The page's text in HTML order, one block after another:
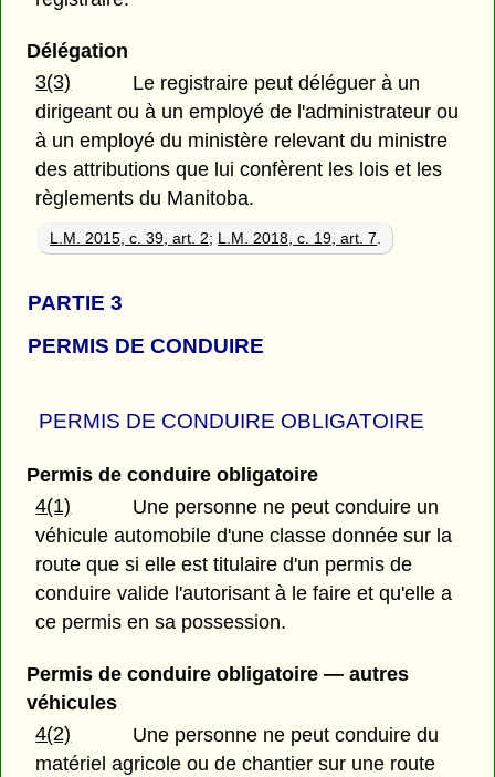
Délégation
3(3)
Le registraire peut déléguer à un
dirigeant ou à un employé de l'administrateur ou
à un employé du ministère relevant du ministre
des attributions que lui confèrent les lois et les
règlements du Manitoba.
L.M. 2015, c. 39, art. 2; L.M. 2018, c. 19, art. 7.
PARTIE 3
PERMIS DE CONDUIRE
PERMIS DE CONDUIRE OBLIGATOIRE
Permis de conduire obligatoire
4(1)
Une personne ne peut conduire un
véhicule automobile d'une classe donnée sur la
route que si elle est titulaire d'un permis de
conduire valide l'autorisant à le faire et qu'elle a
ce permis en sa possession.
Permis de conduire obligatoire — autres
véhicules
4(2)
Une personne ne peut conduire du
matériel agricole ou de chantier sur une route